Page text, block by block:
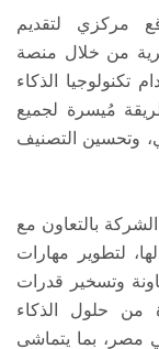
مركزي لتقديم
من خلال منصة
تكنولوجيا الذكاء
مُيسرة لجميع
وتحسين التصنيف
بالتعاون مع
لتطوير مهارات
وتسخير قدرات
من حلول الذكاء
مصر، بما يتماشى